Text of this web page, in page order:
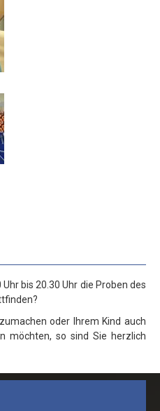
Uhr bis 20.30 Uhr die Proben des
oder Ihrem Kind auch
möchten, so sind Sie herzlich